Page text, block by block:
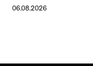
06.08.2026